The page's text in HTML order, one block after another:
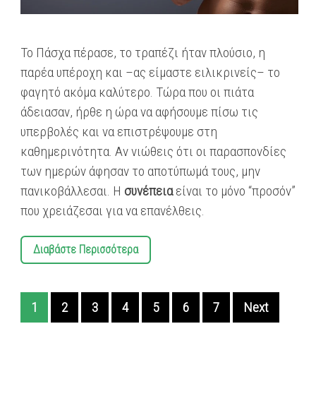
Το Πάσχα πέρασε, το τραπέζι ήταν πλούσιο, η
παρέα υπέροχη και –ας είμαστε ειλικρινείς– το
φαγητό ακόμα καλύτερο. Τώρα που οι πιάτα
άδειασαν, ήρθε η ώρα να αφήσουμε πίσω τις
υπερβολές και να επιστρέψουμε στη
καθημερινότητα. Αν νιώθεις ότι οι παρασπονδίες
των ημερών άφησαν το αποτύπωμά τους, μην
πανικοβάλλεσαι. Η συνέπειαείναι το μόνο “προσόν”
που χρειάζεσαι για να επανέλθεις.
Διαβάστε Περισσότερα
1 2 3 4 5 6 7 Next